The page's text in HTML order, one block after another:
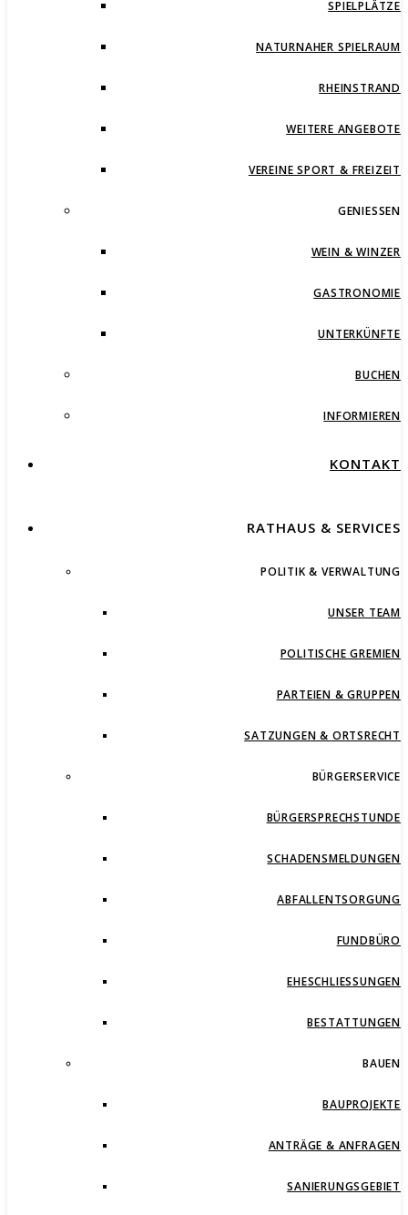
SPIELPLÄTZE
NATURNAHER SPIELRAUM
RHEINSTRAND
WEITERE ANGEBOTE
VEREINE SPORT & FREIZEIT
GENIESSEN
WEIN & WINZER
GASTRONOMIE
UNTERKÜNFTE
BUCHEN
INFORMIEREN
KONTAKT
RATHAUS & SERVICES
POLITIK & VERWALTUNG
UNSER TEAM
POLITISCHE GREMIEN
PARTEIEN & GRUPPEN
SATZUNGEN & ORTSRECHT
BÜRGERSERVICE
BÜRGERSPRECHSTUNDE
SCHADENSMELDUNGEN
ABFALLENTSORGUNG
FUNDBÜRO
EHESCHLIESSUNGEN
BESTATTUNGEN
BAUEN
BAUPROJEKTE
ANTRÄGE & ANFRAGEN
SANIERUNGSGEBIET